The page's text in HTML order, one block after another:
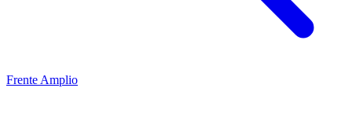
Frente Amplio